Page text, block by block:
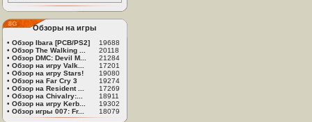
Обзоры на игры
• Обзор Ibara [PCB/PS2]
19688
• Обзор The Walking ...
20118
• Обзор DMC: Devil M...
21284
• Обзор на игру Valk...
17201
• Обзор на игру Stars!
19080
• Обзор на Far Cry 3
19274
• Обзор на Resident ...
17269
• Обзор на Chivalry:...
18911
• Обзор на игру Kerb...
19302
• Обзор игры 007: Fr... 18079